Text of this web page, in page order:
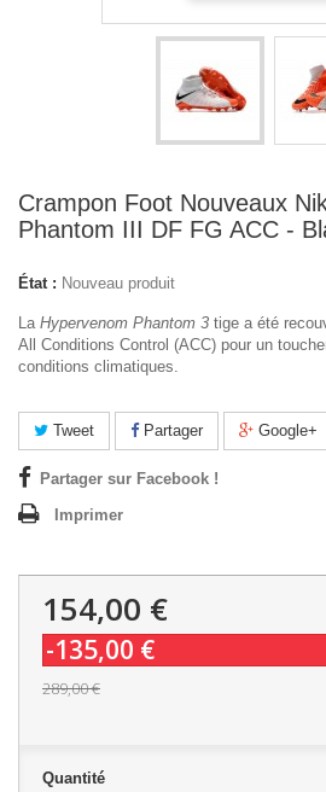
Crampon Foot Nouveaux
Phantom III DF FG ACC -
État : Nouveau produit
La Hypervenom Phantom 3 tige a été
All Conditions Control (ACC) pour un
conditions climatiques.
Tweet Partager Google+
Partager sur Facebook !
Imprimer
154,00 €
-135,00 €
289,00 €
Quantité